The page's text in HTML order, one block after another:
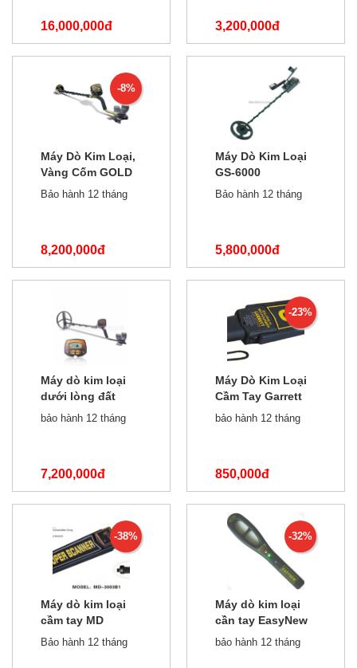
16,000,000đ
17,000,000đ
3,200,000đ
3,350,000đ
-8%
Máy Dò Kim Loại,
Vàng Cốm GOLD
BUG-2
Bảo hành 12 tháng
8,200,000đ
8,900,000đ
Máy Dò Kim Loại
GS-6000
Bảo hành 12 tháng
5,800,000đ
Máy dò kim loại
dưới lòng đất
GTX800
bảo hành 12 tháng
7,200,000đ
-23%
Máy Dò Kim Loại
Cầm Tay Garrett
1165180
bảo hành 12 tháng
850,000đ
1,100,000đ
-38%
Máy dò kim loại
cầm tay MD
3003B1
Bảo hành 12 tháng
-32%
Máy dò kim loại
cần tay EasyNew
GC-101H
bảo hành 12 tháng